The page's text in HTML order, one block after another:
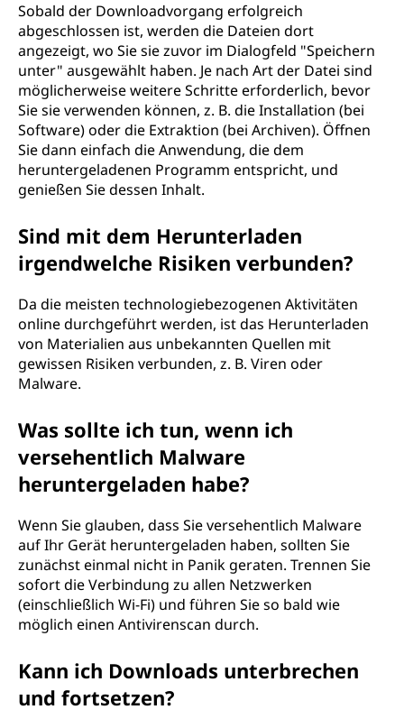
Sobald der Downloadvorgang erfolgreich
abgeschlossen ist, werden die Dateien dort
angezeigt, wo Sie sie zuvor im Dialogfeld "Speichern
unter" ausgewählt haben. Je nach Art der Datei sind
möglicherweise weitere Schritte erforderlich, bevor
Sie sie verwenden können, z. B. die Installation (bei
Software) oder die Extraktion (bei Archiven). Öffnen
Sie dann einfach die Anwendung, die dem
heruntergeladenen Programm entspricht, und
genießen Sie dessen Inhalt.
Sind mit dem Herunterladen
irgendwelche Risiken verbunden?
Da die meisten technologiebezogenen Aktivitäten
online durchgeführt werden, ist das Herunterladen
von Materialien aus unbekannten Quellen mit
gewissen Risiken verbunden, z. B. Viren oder
Malware.
Was sollte ich tun, wenn ich
versehentlich Malware
heruntergeladen habe?
Wenn Sie glauben, dass Sie versehentlich Malware
auf Ihr Gerät heruntergeladen haben, sollten Sie
zunächst einmal nicht in Panik geraten. Trennen Sie
sofort die Verbindung zu allen Netzwerken
(einschließlich Wi-Fi) und führen Sie so bald wie
möglich einen Antivirenscan durch.
Kann ich Downloads unterbrechen
und fortsetzen?